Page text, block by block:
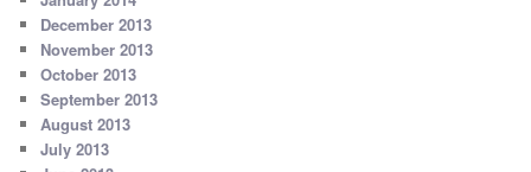
December 2013
November 2013
October 2013
September 2013
August 2013
July 2013